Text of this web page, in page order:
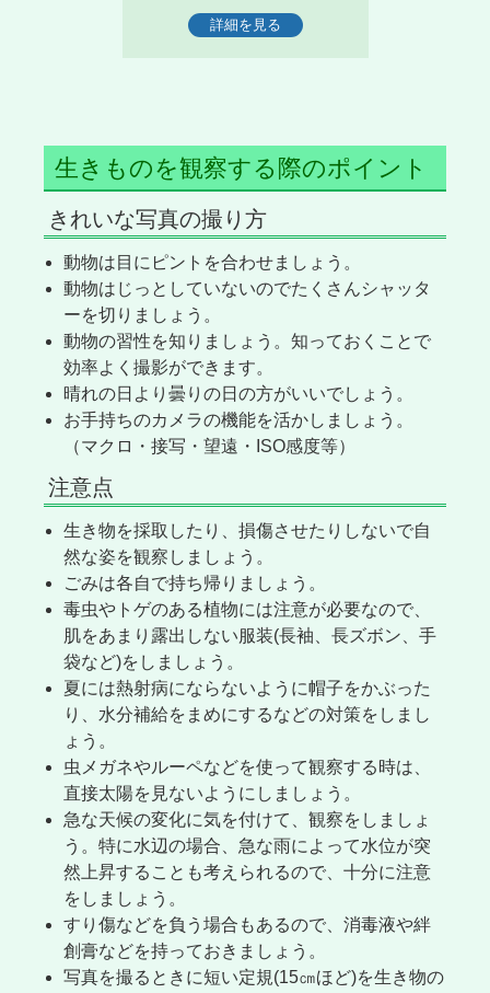
詳細を見る
生きものを観察する際のポイント
きれいな写真の撮り方
動物は目にピントを合わせましょう。
動物はじっとしていないのでたくさんシャッタ
ーを切りましょう。
動物の習性を知りましょう。知っておくことで
効率よく撮影ができます。
晴れの日より曇りの日の方がいいでしょう。
お手持ちのカメラの機能を活かしましょう。
（マクロ・接写・望遠・ISO感度等）
注意点
生き物を採取したり、損傷させたりしないで自
然な姿を観察しましょう。
ごみは各自で持ち帰りましょう。
毒虫やトゲのある植物には注意が必要なので、
肌をあまり露出しない服装(長袖、長ズボン、手
袋など)をしましょう。
夏には熱射病にならないように帽子をかぶった
り、水分補給をまめにするなどの対策をしまし
ょう。
虫メガネやルーペなどを使って観察する時は、
直接太陽を見ないようにしましょう。
急な天候の変化に気を付けて、観察をしましょ
う。特に水辺の場合、急な雨によって水位が突
然上昇することも考えられるので、十分に注意
をしましょう。
すり傷などを負う場合もあるので、消毒液や絆
創膏などを持っておきましょう。
写真を撮るときに短い定規(15㎝ほど)を生き物の